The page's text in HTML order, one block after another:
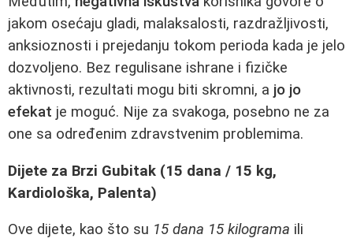
jakom osećaju gladi, malaksalosti, razdražljivosti,
anksioznosti i prejedanju tokom perioda kada je jelo
dozvoljeno. Bez regulisane ishrane i fizičke
aktivnosti, rezultati mogu biti skromni, a jo jo
efekat je moguć. Nije za svakoga, posebno ne za
one sa određenim zdravstvenim problemima.
Dijete za Brzi Gubitak (15 dana / 15 kg,
Kardiološka, Palenta)
Ove dijete, kao što su 15 dana 15 kilograma ili